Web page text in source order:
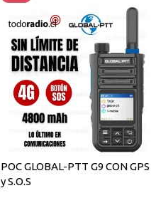
POC GLOBAL-PTT G9 CON GPS
y S.O.S